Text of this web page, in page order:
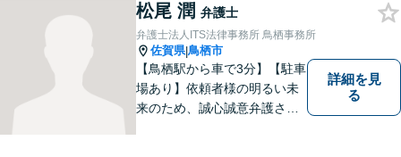
案いたします。【債務整理・
残業代請求については初回面
談無料】【土日祝・夜間相談
可】
松尾 潤 弁護士
弁護士法人ITS法律事務所 鳥栖事務所
佐賀県|鳥栖市
【鳥栖駅から車で3分】【駐車
場あり】依頼者様の明るい未
来のため、誠心誠意弁護させ
詳細を見
る